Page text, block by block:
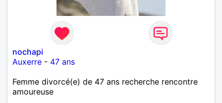
nochapi
Auxerre - 47 ans
Femme divorcé(e) de 47 ans recherche rencontre
amoureuse